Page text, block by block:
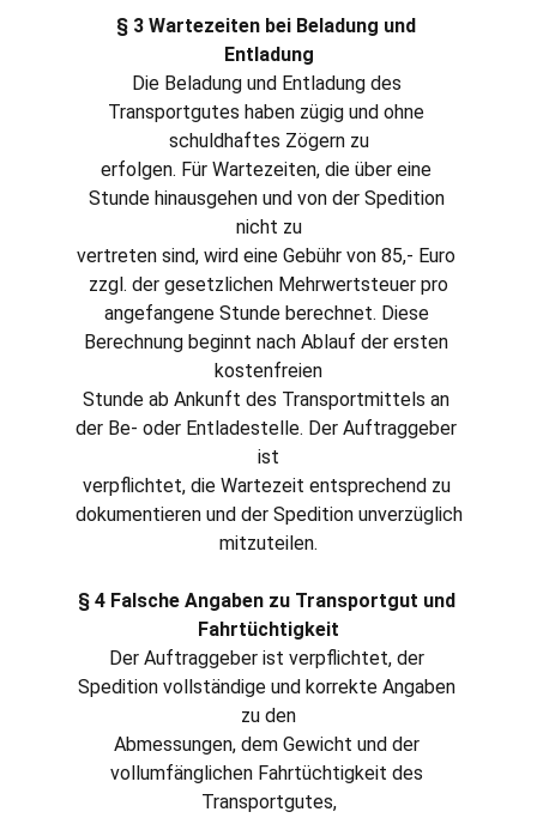
§ 3 Wartezeiten bei Beladung und
Entladung
Die Beladung und Entladung des
Transportgutes haben zügig und ohne
schuldhaftes Zögern zu
erfolgen. Für Wartezeiten, die über eine
Stunde hinausgehen und von der Spedition
nicht zu
vertreten sind, wird eine Gebühr von 85,- Euro
zzgl. der gesetzlichen Mehrwertsteuer pro
angefangene Stunde berechnet. Diese
Berechnung beginnt nach Ablauf der ersten
kostenfreien
Stunde ab Ankunft des Transportmittels an
der Be- oder Entladestelle. Der Auftraggeber
ist
verpflichtet, die Wartezeit entsprechend zu
dokumentieren und der Spedition unverzüglich
mitzuteilen.
§ 4 Falsche Angaben zu Transportgut und
Fahrtüchtigkeit
Der Auftraggeber ist verpflichtet, der
Spedition vollständige und korrekte Angaben
zu den
Abmessungen, dem Gewicht und der
vollumfänglichen Fahrtüchtigkeit des
Transportgutes,